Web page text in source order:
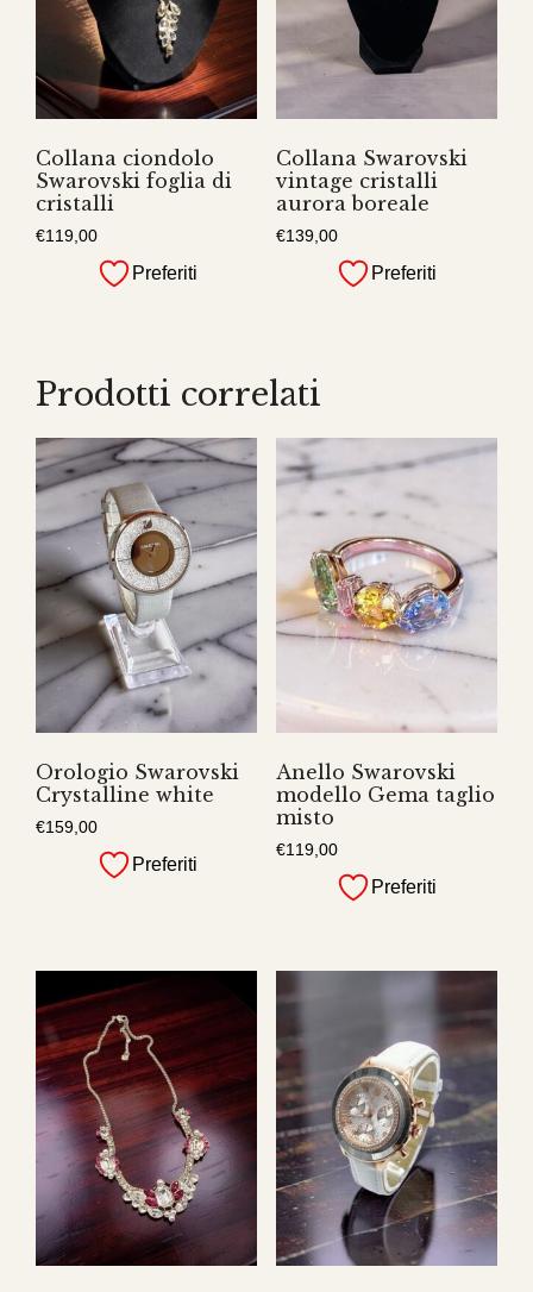
Collana ciondolo
Swarovski foglia di
cristalli
€119,00
Preferiti
Collana Swarovski
vintage cristalli
aurora boreale
€139,00
Preferiti
Prodotti correlati
Orologio Swarovski
Crystalline white
€159,00
Preferiti
Anello Swarovski
modello Gema taglio
misto
€119,00
Preferiti